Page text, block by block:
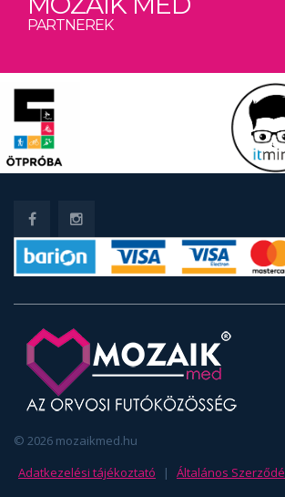
PARTNEREK
© 2026 mozaikmed.hu
Adatkezelési tájékoztató
| Általános